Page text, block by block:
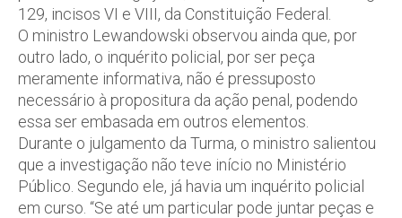
129, incisos VI e VIII, da Constituição Federal.
O ministro Lewandowski observou ainda que, por
outro lado, o inquérito policial, por ser peça
meramente informativa, não é pressuposto
necessário à propositura da ação penal, podendo
essa ser embasada em outros elementos.
Durante o julgamento da Turma, o ministro salientou
que a investigação não teve início no Ministério
Público. Segundo ele, já havia um inquérito policial
em curso. “Se até um particular pode juntar peças e